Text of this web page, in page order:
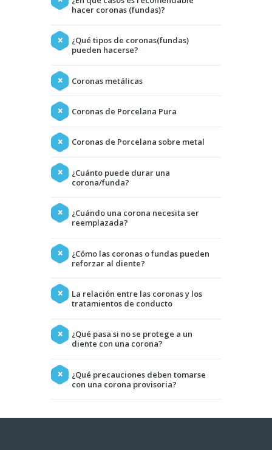
hacer coronas (fundas)?
¿Qué tipos de coronas(fundas)
pueden hacerse?
Coronas metálicas
Coronas de Porcelana Pura
Coronas de Porcelana sobre metal
¿Cuánto puede durar una
corona/funda?
¿Cuándo una corona necesita ser
reemplazada?
¿Cómo las coronas o fundas pueden
reforzar al diente?
La relación entre las coronas y los
tratamientos de conducto
¿Qué pasa si no se protege a un
diente con una corona?
¿Qué precauciones deben tomarse
con una corona provisoria?